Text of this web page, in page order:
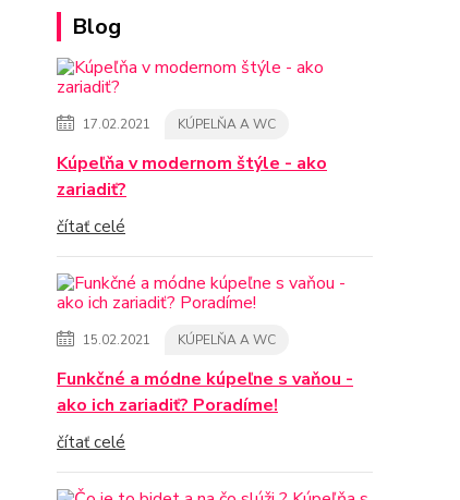
Blog
17.02.2021 KÚPELŇA A WC
Kúpeľňa v modernom štýle - ako
zariadiť?
čítať celé
15.02.2021 KÚPELŇA A WC
Funkčné a módne kúpeľne s vaňou -
ako ich zariadiť? Poradíme!
čítať celé